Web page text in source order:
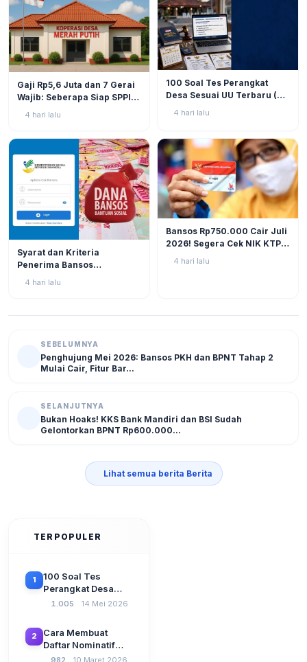
Gaji Rp5,6 Juta dan 7 Gerai
Wajib: Seberapa Siap SPPI
Menjalankan Ambiguitas
4 hari lalu
100 Soal Tes Perangkat
Desa Sesuai UU Terbaru (UU
No. 3 Tahun 2024 & PP No.
4 hari lalu
Syarat dan Kriteria
Penerima Bansos
4 hari lalu
Bansos Rp750.000 Cair Juli
2026! Segera Cek NIK KTP
4 hari lalu
SEBELUMNYA
Penghujung Mei 2026: Bansos PKH dan BPNT Tahap 2
Mulai Cair, Fitur Bar...
SELANJUTNYA
Bukan Hoaks! KKS Bank Mandiri dan BSI Sudah
Gelontorkan BPNT Rp600.000...
Lihat semua berita Berita
TERPOPULER
1
100 Soal Tes
Perangkat Desa
Terbaru 2026
CAT Berbasis UU
Desa No. 3 Tahun
1.005 14 Mei 2026
2
Cara Membuat
Daftar Nominatif
Siltap di Aplikasi
982 10 Maret 2026